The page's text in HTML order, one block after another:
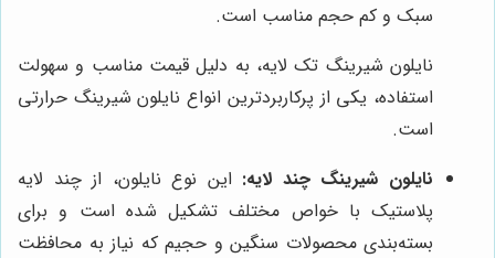
سبک و کم حجم مناسب است.
نایلون شیرینگ تک لایه، به دلیل قیمت مناسب و سهولت
استفاده، یکی از پرکاربردترین انواع نایلون شیرینگ حرارتی
است.
نایلون شیرینگ چند لایه: این نوع نایلون، از چند لایه
پلاستیک با خواص مختلف تشکیل شده است و برای
بسته‌بندی محصولات سنگین و حجیم که نیاز به محافظت